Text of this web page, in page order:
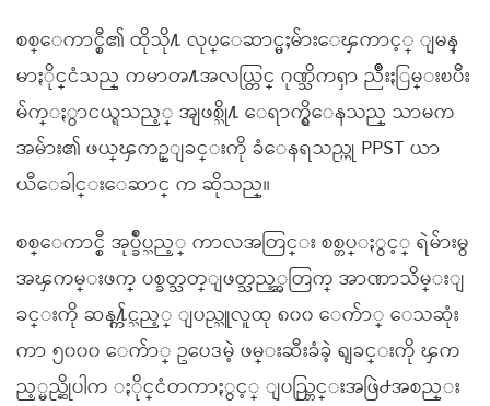
စစ္ေကာင္စီ၏ ထိုသို႔ လုပ္ေဆာင္မႈမ်ားေၾကာင့္ ျမန္
မာႏိုင္ငံသည္ ကမာၻ႔အလယ္တြင္ ဂုဏ္သိကၡာ ညိဳးႏြမ္းၿပီး
မ်က္ႏွာငယ္ရသည့္ အျဖစ္သို႔ ေရာက္ရွိေနသည္ သာမက
အမ်ား၏ ဖယ္ၾကဥ္ျခင္းကို ခံေနရသည္ဟု PPST ယာ
ယီေခါင္းေဆာင္ က ဆိုသည္။
စစ္ေကာင္စီ အုပ္ခ်ဳပ္သည့္ ကာလအတြင္း စစ္တပ္ႏွင့္ ရဲမ်ားမွ
အၾကမ္းဖက္ ပစ္ခတ္သတ္ျဖတ္သည့္အတြက္ အာဏာသိမ္းျ
ခင္းကို ဆန႔္က်င္သည့္ ျပည္သူလူထု ၈၀၀ ေက်ာ္ ေသဆုံး
ကာ ၅၀၀၀ ေက်ာ္ ဥပေဒမဲ့ ဖမ္းဆီးခံခဲ့ ရျခင္းကို ၾက
ည့္မည္ဆိုပါက ႏိုင္ငံတကာႏွင့္ ျပည္တြင္းအဖြဲ႕အစည္း